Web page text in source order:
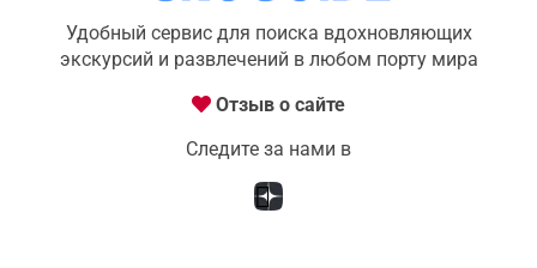
Удобный сервис для поиска вдохновляющих
экскурсий и развлечений в любом порту мира
Отзыв о сайте
Следите за нами в